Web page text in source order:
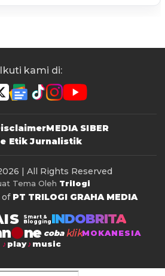
Ikuti kami di:
MEDIA SIBER
Etik Jurnalistik
| All Rights Reserved
Tema Oleh Trilogi
of PT TRILOGI GRAHA MEDIA
Smart &
Blogging INDOBRITA
coba klikMOKANESIA
play
music